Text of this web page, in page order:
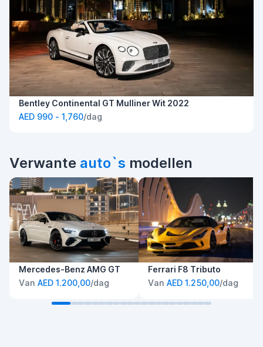
Bentley Continental GT Mulliner Wit 2022
AED 990 - 1,760/dag
Verwante auto`s modellen
Mercedes-Benz AMG GT
Van AED 1.200,00/dag
Ferrari F8 Tributo
Van AED 1.250,00/dag